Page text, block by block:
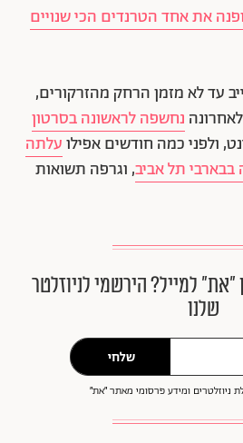
את אחד הטרנדים הכי שנויים
עד לא מזמן הרחק מהזרקורים,
נחשפה לראשונה בסרטון
ולפני כמה חודשים אפילועלתה
תל אביב, וגרפה תשואות
למייל? הירשמי לניוזלטר
שלנו
שלחי
ניוזלטרים ומידע פרסומי מאתר ״את״